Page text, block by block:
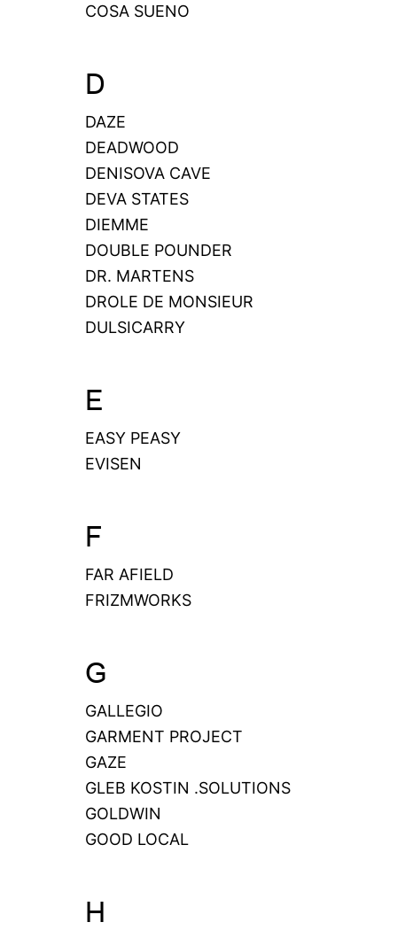
COSA SUENO
D
DAZE
DEADWOOD
DENISOVA CAVE
DEVA STATES
DIEMME
DOUBLE POUNDER
DR. MARTENS
DROLE DE MONSIEUR
DULSICARRY
E
EASY PEASY
EVISEN
F
FAR AFIELD
FRIZMWORKS
G
GALLEGIO
GARMENT PROJECT
GAZE
GLEB KOSTIN .SOLUTIONS
GOLDWIN
GOOD LOCAL
H